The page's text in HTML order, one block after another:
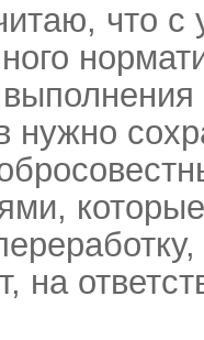
что с
нужно
на